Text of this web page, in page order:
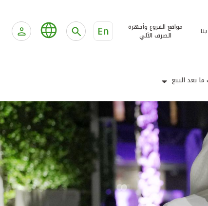
مواقع الفروع وأجهزة
الصرف الآلي
En
بعد البيع